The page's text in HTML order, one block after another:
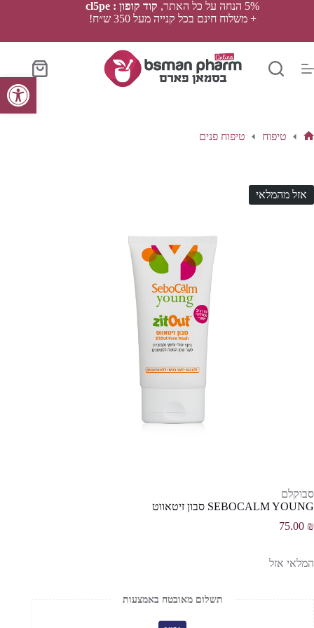
פתח סרגל נגישות
5% הנחה על כל האתר,
קוד קופון : cl5pe
+ משלוח חינם בכל קנייה מעל 350 ש״ח!
סל
הקניות
טיפוח טיפוח פנים
אזל מהמלאי
סבוקלם
SEBOCALM YOUNG סבון זיטאווט
75.00 ₪
המלאי אזל
תשלום מאובטח באמצעות